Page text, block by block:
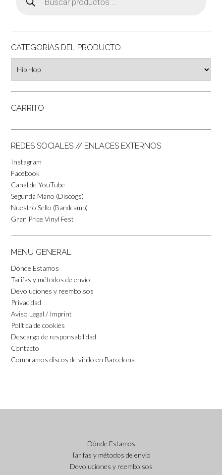
productos
CATEGORÍAS DEL PRODUCTO
CARRITO
REDES SOCIALES // ENLACES EXTERNOS
Instagram
Facebook
Canal de YouTube
Segunda Mano (Discogs)
Nuestro Sello (Bandcamp)
Gran Price Vinyl Fest
MENU GENERAL
Dónde Estamos
Tarifas y métodos de envío
Devoluciones y reembolsos
Privacidad
Aviso Legal / Imprint
Política de cookies
Descargo de responsabilidad
Contacto
Compramos discos de vinilo en Barcelona
Dónde Estamos
Tarifas y métodos de envío
Devoluciones y reembolsos